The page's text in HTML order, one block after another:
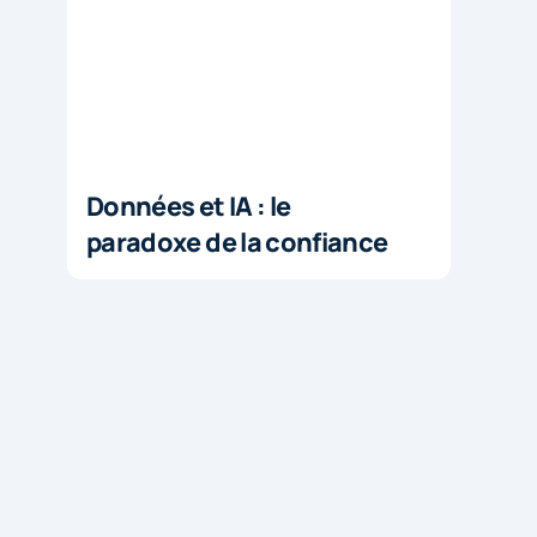
Données et IA : le
paradoxe de la confiance